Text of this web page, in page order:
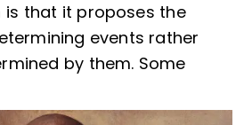
that it proposes the
events rather
by them. Some